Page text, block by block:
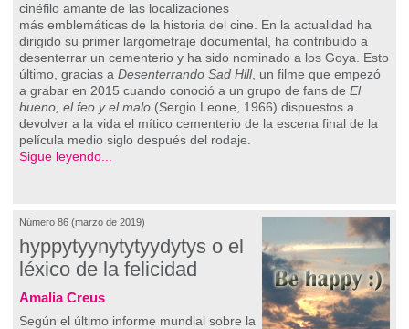
cinéfilo amante de las localizaciones
más emblemáticas de la historia del cine. En la actualidad ha
dirigido su primer largometraje documental, ha contribuido a
desenterrar un cementerio y ha sido nominado a los Goya. Esto
último, gracias a Desenterrando Sad Hill, un filme que empezó
a grabar en 2015 cuando conoció a un grupo de fans de El
bueno, el feo y el malo (Sergio Leone, 1966) dispuestos a
devolver a la vida el mítico cementerio de la escena final de la
película medio siglo después del rodaje.
Sigue leyendo...
Número 86 (marzo de 2019)
hyppytyynytytyydytys o el
léxico de la felicidad
Amalia Creus
Según el último informe mundial sobre la